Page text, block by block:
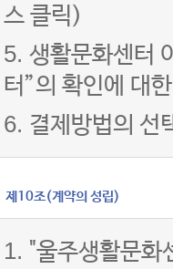
스 클릭)
5. 생활문화센터
터”의 확인에 대
6. 결제방법의 선
제10조(계약의 성립)
1. "울주생활문화